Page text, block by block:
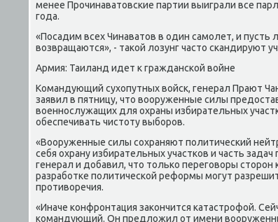
менее Прочинаватовские партии выиграли все
года.
«Посадим всех Чинаватов в один самолет, и пусть
возвращаются», - такой лозунг часто скандируют
Армия: Таиланд идет к гражданской войне
Командующий сухопутных войск, генерал Прают
заявил в пятницу, что вооруженные силы
военнослужащих для охраны избирательных
обеспечивать чистоту выборов.
«Вооруженные силы сохраняют политический
себя охрану избирательных участков и часть
генерал и добавил, что только переговоры сторон
разработке политической реформы могут
противоречия.
«Иначе конфронтация закончится катастрофой.
командующий. Он предложил от имени